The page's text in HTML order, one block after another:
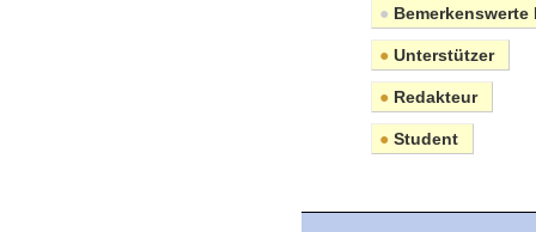
● Bemerkenswerte
● Unterstützer
● Redakteur
● Student